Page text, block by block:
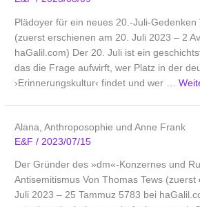
Plädoyer für ein neues 20.-Juli-Gedenken
(zuerst erschienen am 20. Juli 2023 – 2
haGalil.com) Der 20. Juli ist ein
das die Frage aufwirft, wer Platz in der
›Erinnerungskultur‹ findet und wer …
Alana, Anthroposophie und Anne Frank
E&F/ 2023/07/15
Der Gründer des »dm«-Konzernes und
Antisemitismus Von Thomas Tews (zuerst
Juli 2023 – 25 Tammuz 5783 bei